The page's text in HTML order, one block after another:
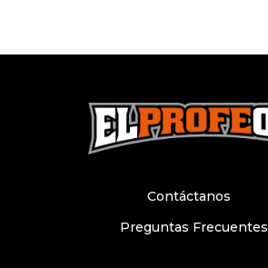
Preguntas Frecuentes
Contáctanos